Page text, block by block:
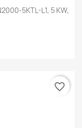
5KTL-L1, 5 KW,
favorite_border